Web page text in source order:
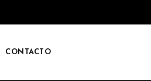
CONTACTO